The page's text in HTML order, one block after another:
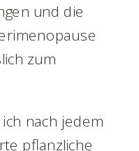
und die
zum
nach jedem
pflanzliche